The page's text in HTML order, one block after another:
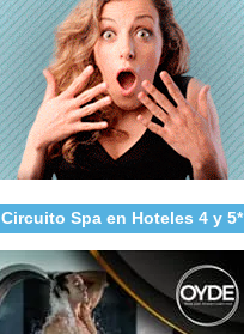
Circuito Spa en Hoteles 4 y 5*